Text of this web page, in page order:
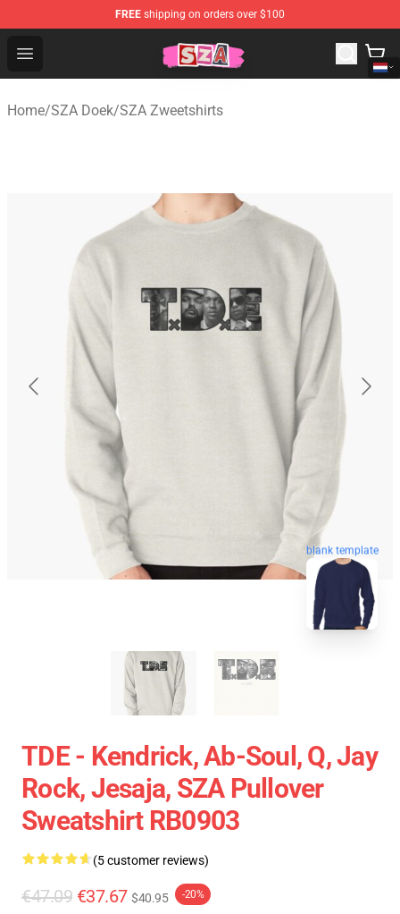
FREE shipping on orders over $100
Open menu
SZA Shop - Official SZA Merchandise Store
Home/SZA Doek/SZA Zweetshirts
blank template
TDE - Kendrick, Ab-Soul, Q, Jay
Rock, Jesaja, SZA Pullover
Sweatshirt RB0903
(5 customer reviews)
€47.09 €37.67 $40.95 -20%